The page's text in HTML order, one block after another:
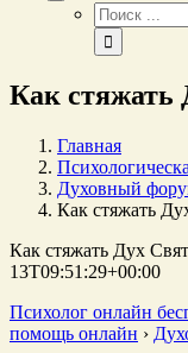
Результат
поиска:
Как стяжать
Главная
Духовный
Как стяжать
Как стяжать Дух
13T09:51:29+00:00
Психолог онлайн
помощь онлайн ›